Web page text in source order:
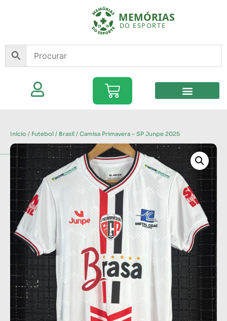
Início / Futebol / Brasil / Camisa Primavera – SP Junpe 2025